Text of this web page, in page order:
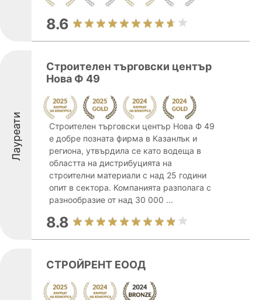
8.6
Лауреати
Строителен търговски център
Нова Ф 49
Строителен търговски център Нова Ф 49
е добре позната фирма в Казанлък и
региона, утвърдила се като водеща в
областта на дистрибуцията на
строителни материали с над 25 години
опит в сектора. Компанията разполага с
разнообразие от над 30 000 ...
8.8
СТРОЙРЕНТ ЕООД